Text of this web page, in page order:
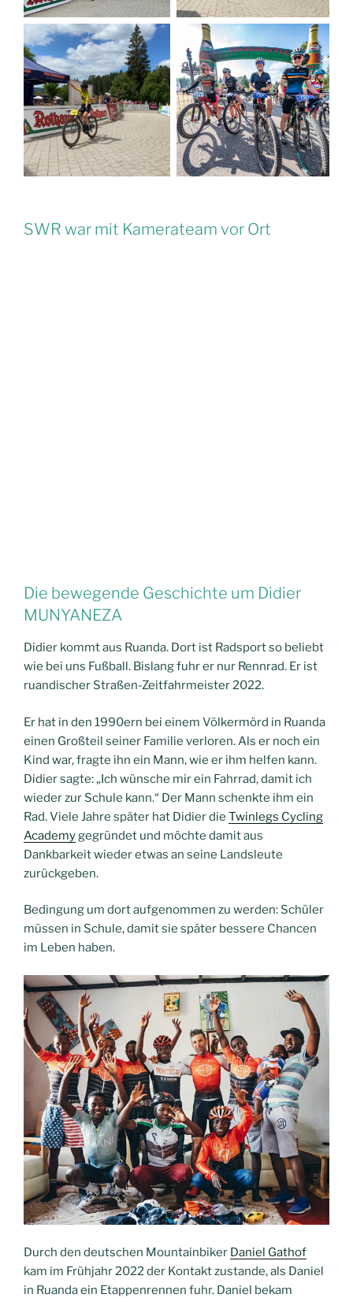
SWR war mit Kamerateam vor Ort
Die bewegende Geschichte um Didier
MUNYANEZA
Didier kommt aus Ruanda. Dort ist Radsport so beliebt
wie bei uns Fußball. Bislang fuhr er nur Rennrad. Er ist
ruandischer Straßen-Zeitfahrmeister 2022.
Er hat in den 1990ern bei einem Völkermörd in Ruanda
einen Großteil seiner Familie verloren. Als er noch ein
Kind war, fragte ihn ein Mann, wie er ihm helfen kann.
Didier sagte: „Ich wünsche mir ein Fahrrad, damit ich
wieder zur Schule kann.“ Der Mann schenkte ihm ein
Rad. Viele Jahre später hat Didier die Twinlegs Cycling
Academygegründet und möchte damit aus
Dankbarkeit wieder etwas an seine Landsleute
zurückgeben.
Bedingung um dort aufgenommen zu werden: Schüler
müssen in Schule, damit sie später bessere Chancen
im Leben haben.
Durch den deutschen Mountainbiker Daniel Gathof
kam im Frühjahr 2022 der Kontakt zustande, als Daniel
in Ruanda ein Etappenrennen fuhr. Daniel bekam